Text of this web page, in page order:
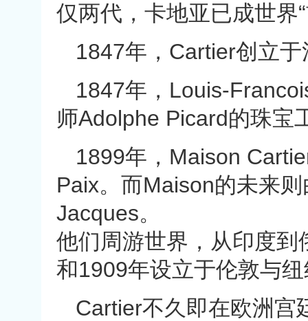
仅两代，卡地亚已成世界
1847年，Cartier创立
1847年，Louis-
师Adolphe Picard的珠宝
1899年，Maison
Paix。而Maison的未来
Jacques。
他们周游世界，从印度到
和1909年设立于伦敦与
Cartier不久即在欧洲宫